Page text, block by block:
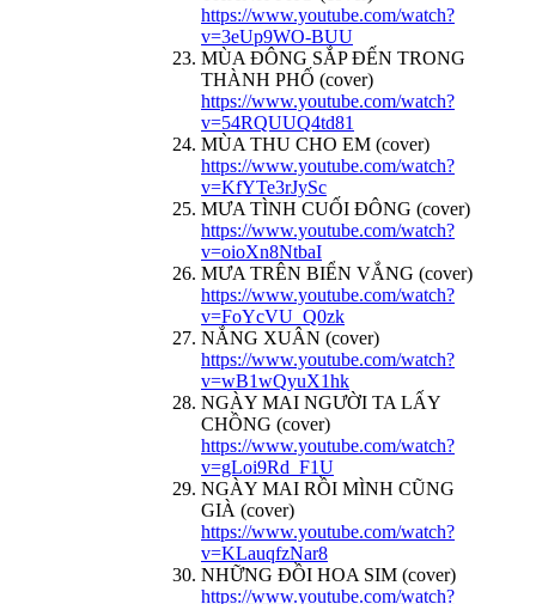
https://www.youtube.com/watch?
v=3eUp9WO-BUU
MÙA ĐÔNG SẮP ĐẾN TRONG
THÀNH PHỐ (cover)
https://www.youtube.com/watch?
v=54RQUUQ4td81
MÙA THU CHO EM (cover)
https://www.youtube.com/watch?
v=KfYTe3rJySc
MƯA TÌNH CUỐI ĐÔNG (cover)
https://www.youtube.com/watch?
v=oioXn8NtbaI
MƯA TRÊN BIỂN VẮNG (cover)
https://www.youtube.com/watch?
v=FoYcVU_Q0zk
NẮNG XUÂN (cover)
https://www.youtube.com/watch?
v=wB1wQyuX1hk
NGÀY MAI NGƯỜI TA LẤY
CHỒNG (cover)
https://www.youtube.com/watch?
v=gLoi9Rd_F1U
NGÀY MAI RỒI MÌNH CŨNG
GIÀ (cover)
https://www.youtube.com/watch?
v=KLauqfzNar8
NHỮNG ĐỒI HOA SIM (cover)
https://www.youtube.com/watch?